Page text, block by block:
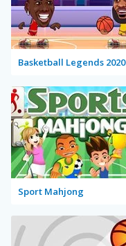
Basketball Legends 2020
Sport Mahjong